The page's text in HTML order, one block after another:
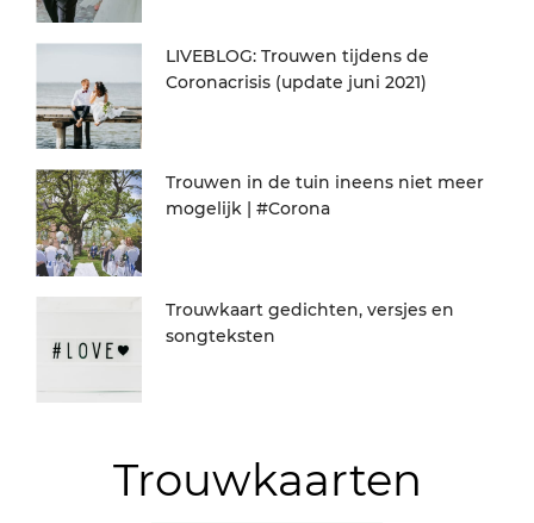
LIVEBLOG: Trouwen tijdens de
Coronacrisis (update juni 2021)
Trouwen in de tuin ineens niet meer
mogelijk | #Corona
Trouwkaart gedichten, versjes en
songteksten
Trouwkaarten